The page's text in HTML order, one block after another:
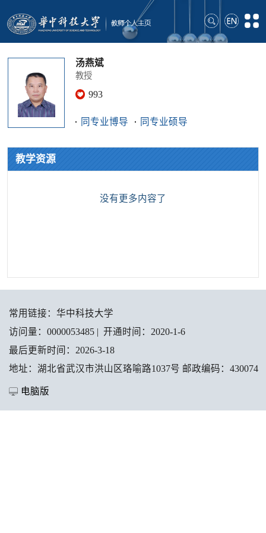
汤燕斌
教授
993
同专业博导 同专业硕导
教学资源
没有更多内容了
常用链接： 华中科技大学
访问量： 0000053485| 开通时间： 2020-1-6
最后更新时间： 2026-3-18
地址：湖北省武汉市洪山区珞喻路1037号 邮政编码：430074
电脑版